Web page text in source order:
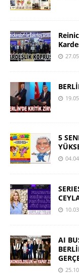
5
AI